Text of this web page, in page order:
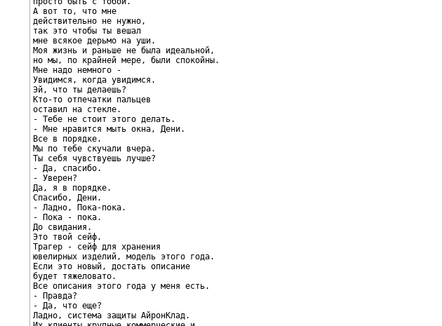
А вот то, что мне
действительно не нужно,
так это чтобы ты вешал
мне всякое дерьмо на уши.
Моя жизнь и раньше не была идеальной,
но мы, по крайней мере, были спокойны.
Мне надо немного -
Увидимся, когда увидимся.
Эй, что ты делаешь?
Кто-то отпечатки пальцев
оставил на стекле.
- Тебе не стоит этого делать.
- Мне нравится мыть окна, Дени.
Все в порядке.
Мы по тебе скучали вчера.
Ты себя чувствуешь лучше?
- Да, спасибо.
- Уверен?
Да, я в порядке.
Спасибо, Дени.
- Ладно, Пока-пока.
- Пока - пока.
До свидания.
Это твой сейф.
Трагер - сейф для хранения
ювелирных изделий, модель этого года.
Если это новый, достать описание
будет тяжеловато.
Все описания этого года у меня есть.
- Правда?
- Да, что еще?
Ладно, система защиты АйронКлад.